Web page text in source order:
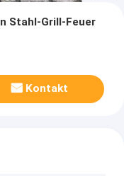
Stahl-Grill-Feuer
Kontakt